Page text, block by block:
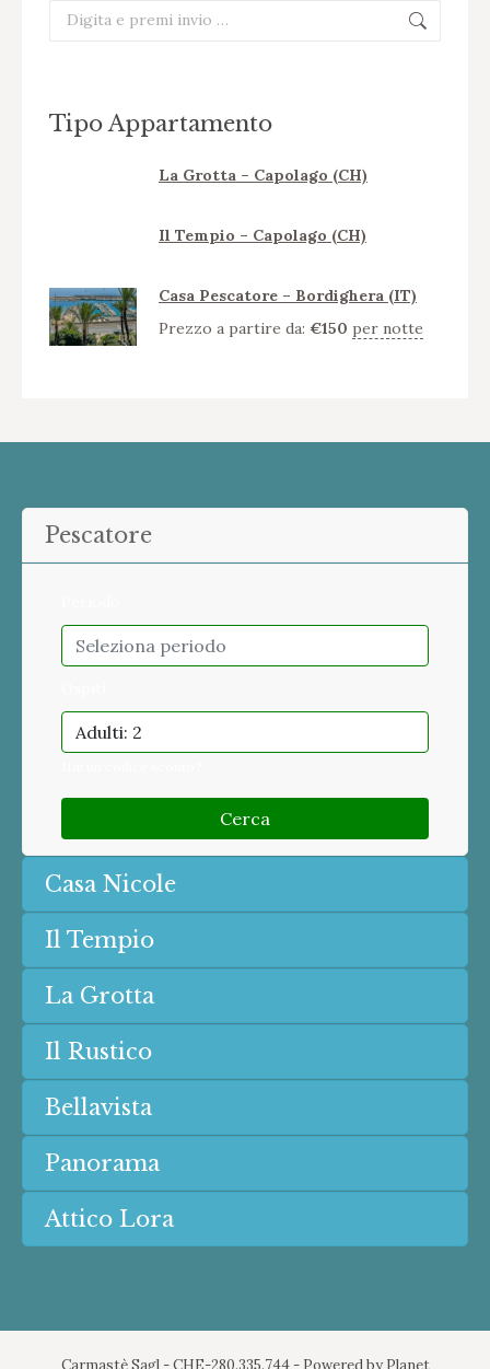
Cerca:
Tipo Appartamento
La Grotta – Capolago (CH)
Il Tempio – Capolago (CH)
Casa Pescatore – Bordighera (IT)
Prezzo a partire da: €150 per notte
Pescatore
Adulti: 2
Cerca
Casa Nicole
Il Tempio
La Grotta
Il Rustico
Bellavista
Panorama
Attico Lora
Carmastè Sagl - CHE-280.335.744 - Powered by Planet